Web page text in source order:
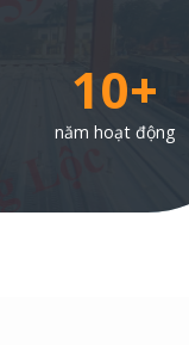
10+
năm hoạt động